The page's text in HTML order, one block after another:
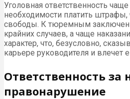
Уголовная ответственность
необходимости платить
свободы. К тюремным
крайних случаев, а чаще
характер, что, безусловно,
карьере руководителя и влечет
Ответственность за
правонарушение